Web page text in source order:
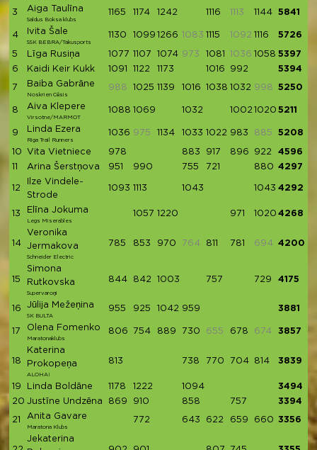
3 Aiga Taulīna
Saldus Boksa klubs
1165 1174 1242 1116 1113 1144 5841
4 Ivita Šale
SSK BEBRA/Takusports
1130 1099 1266 1083 1115 1092 1116 5726
5 Līga Rusiņa 1077 1107 1074 973 1081 1036 1058 5397
6
Kaidi Keir Kukk 1091 1122 1173 1016 992 5394
7 Baiba Gabrāne
Noskrien Cēsis
988 1025 1139 1016 1038 1032 998 5250
8 Aiva Klepere
Virsotne/MARMOT
1088 1069 1032 1002 1020 5211
9 Linda Ezera
Riga Trail Runners
1036 975 1134 1033 1022 983 885 5208
10 Vita Vietniece 978 883 917 896 922
4596
11
Arina Šerstņova 951 990 755 721 880 4297
12
Ilze Vindele-
Strode
1093 1113 1043 1043 4292
13 Elīna Jokuma
Legs Miserables
1057 1220 971 1020 4268
14
Veronika
Jermakova
Schneider Electric
785 853 970 764 811 781 694 4200
15
Simona
Rutkovska
Supervaroņi
844 842 1003 757 729 4175
16 Jūlija Mežeņina
SK BULTA
955 925 1042 959 3881
17 Olena Fomenko
Maratonaklubs
806 754 889 730 655 678 674 3857
18
Katerina
Prokopeņa
ALOHA!
813 738 770 704 814 3839
19 Linda Boldāne 1178 1222 1094
3494
20 Justīne Undzēna 869 910 858 757 3394
21 Anita Gavare
Maratona Klubs
772 643 622 659 660 3356
Jekaterina